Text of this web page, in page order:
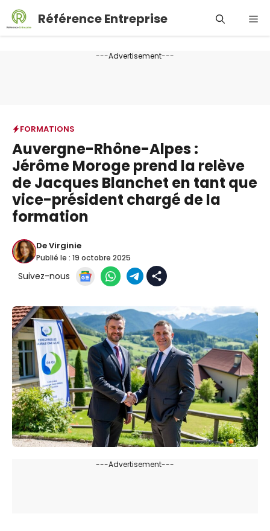
Aller
contenu
Référence Entreprise
---Advertisement---
FORMATIONS
Auvergne-Rhône-Alpes :
Jérôme Moroge prend la relève
de Jacques Blanchet en tant que
vice-président chargé de la
formation
DeVirginie
Publié le : 19 octobre 2025
Suivez-nous
---Advertisement---